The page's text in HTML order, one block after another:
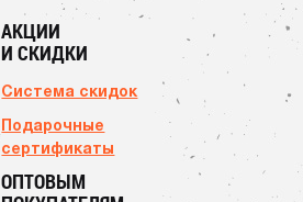
АКЦИИ
И СКИДКИ
Система скидок
Подарочные
сертификаты
ОПТОВЫМ